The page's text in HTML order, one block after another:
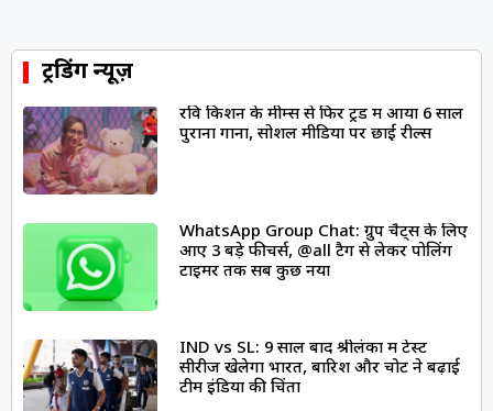
ट्रेंडिंग न्यूज़
रवि किशन के मीम्स से फिर ट्रेंड में आया 6 साल
पुराना गाना, सोशल मीडिया पर छाईं रील्स
WhatsApp Group Chat: ग्रुप चैट्स के लिए
आए 3 बड़े फीचर्स, @all टैग से लेकर पोलिंग
टाइमर तक सब कुछ नया
IND vs SL: 9 साल बाद श्रीलंका में टेस्ट
सीरीज खेलेगा भारत, बारिश और चोट ने बढ़ाई
टीम इंडिया की चिंता